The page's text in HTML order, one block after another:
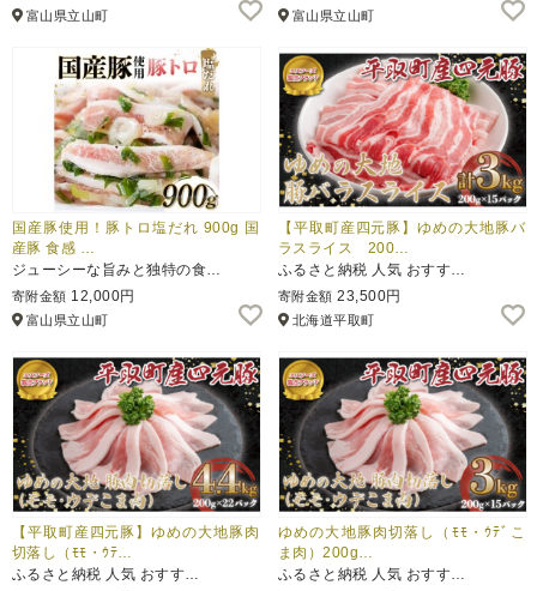
富山県立山町 富山県立山町
国産豚使用！豚トロ塩だれ 900g 国
産豚 食感 …
ジューシーな旨みと独特の食…
寄附金額 12,000円
富山県立山町
【平取町産四元豚】ゆめの大地豚バ
ラスライス 200…
ふるさと納税 人気 おすす…
寄附金額 23,500円
北海道平取町
【平取町産四元豚】ゆめの大地豚肉
切落し（ﾓﾓ・ｳﾃ…
ふるさと納税 人気 おすす…
ゆめの大地豚肉切落し（ﾓﾓ・ｳﾃﾞこ
ま肉）200g…
ふるさと納税 人気 おすす…